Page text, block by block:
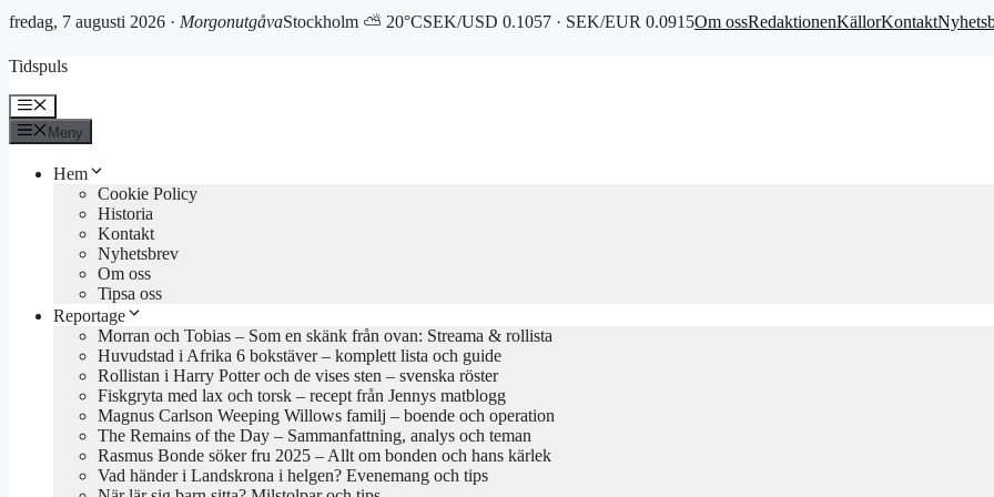
fredag, 7 augusti 2026 · MorgonutgåvaStockholm ⛅ 20°CSEK/USD 0.1057 · SEK/EUR 0.0915Om ossRedaktionenKällorKontakt
till
Tidspuls
Meny
Meny
Hem
Cookie Policy
Historia
Kontakt
Nyhetsbrev
Om oss
Tipsa oss
Reportage
Morran och Tobias – Som en skänk från ovan: Streama & rollista
Huvudstad i Afrika 6 bokstäver – komplett lista och guide
Rollistan i Harry Potter och de vises sten – svenska röster
Fiskgryta med lax och torsk – recept från Jennys matblogg
Magnus Carlson Weeping Willows familj – boende och operation
The Remains of the Day – Sammanfattning, analys och teman
Rasmus Bonde söker fru 2025 – Allt om bonden och hans kärlek
Vad händer i Landskrona i helgen? Evenemang och tips